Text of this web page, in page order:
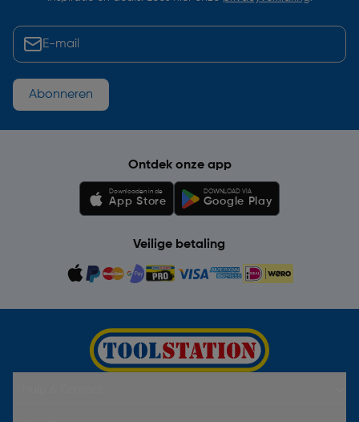
Abonneren
Ontdek onze app
Downloaden in de
App Store
DOWNLOAD VIA
Google Play
Veilige betaling